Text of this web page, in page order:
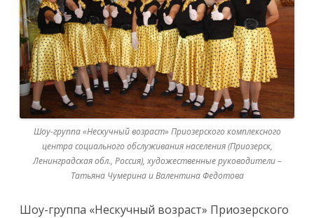
Шоу-группа «Нескучный возраст» Приозерского комплексного
центра социального обслуживания населения (Приозерск,
Ленинградская обл., Россия), художественные руководители –
Татьяна Чумерина и Валентина Федотова
Шоу-группа «Нескучный возраст» Приозерского